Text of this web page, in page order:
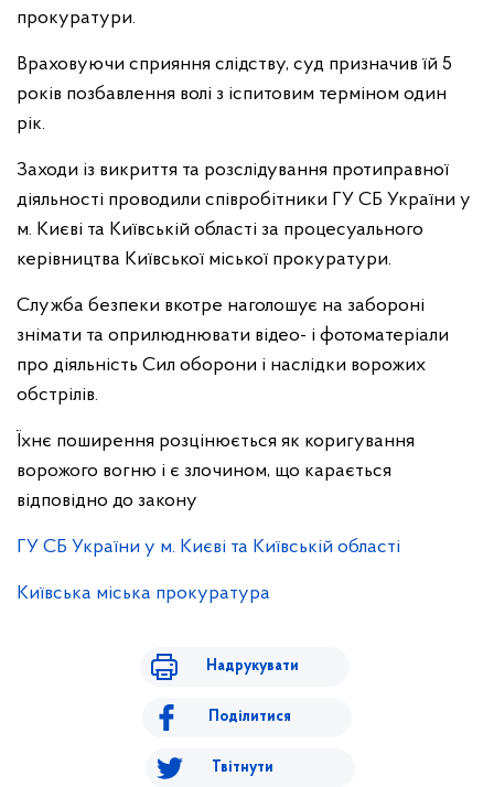
прокуратури.
Враховуючи сприяння слідству, суд призначив їй 5
років позбавлення волі з іспитовим терміном один
рік.
Заходи із викриття та розслідування протиправної
діяльності проводили співробітники ГУ СБ України у
м. Києві та Київській області за процесуального
керівництва Київської міської прокуратури.
Служба безпеки вкотре наголошує на забороні
знімати та оприлюднювати відео- і фотоматеріали
про діяльність Сил оборони і наслідки ворожих
обстрілів.
Їхнє поширення розцінюється як коригування
ворожого вогню і є злочином, що карається
відповідно до закону
ГУ СБ України у м. Києві та Київській області
Київська міська прокуратура
Надрукувати
Поділитися
Твітнути